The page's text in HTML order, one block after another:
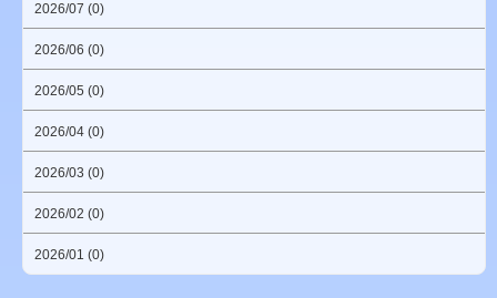
2026/07 (0)
2026/06 (0)
2026/05 (0)
2026/04 (0)
2026/03 (0)
2026/02 (0)
2026/01 (0)